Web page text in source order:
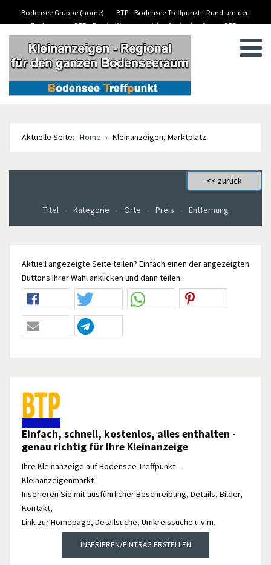
Bodensee Gruppe (home)
BTP - Bodensee-Treffpunkt - Rund um den
Bodensee
BTP - Boote-Wassersport-kaufen/verkaufen
BTP -
BTP - Kleinanzeigen
Aktuelle Seite: Home Kleinanzeigen, Marktplatz
Titel Kategorie Orte Preis Entfernung
Aktuell angezeigte Seite teilen? Einfach einen der angezeigten
Buttons Ihrer Wahl anklicken und dann teilen.
Einfach, schnell, kostenlos, alles enthalten -
genau richtig für Ihre Kleinanzeige
Ihre Kleinanzeige auf Bodensee Treffpunkt -
Kleinanzeigenmarkt
Inserieren Sie mit ausführlicher Beschreibung, Details, Bilder,
Kontakt,
Link zur Homepage, Detailsuche, Umkreissuche u.v.m.
INSERIEREN/EINTRAG ERSTELLEN